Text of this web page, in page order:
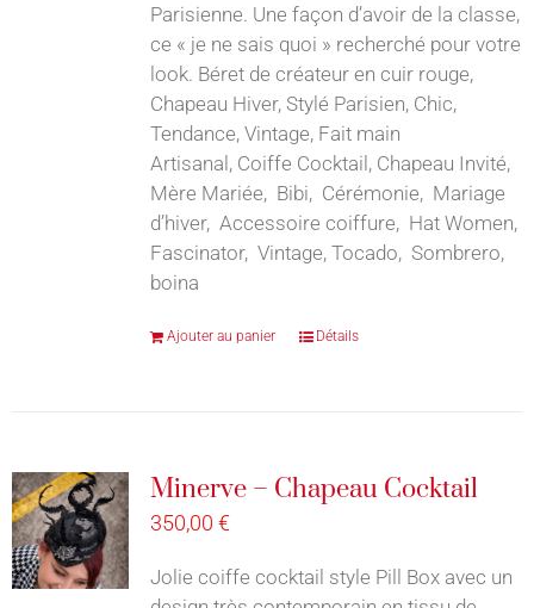
Parisienne. Une façon d’avoir de la classe,
ce « je ne sais quoi » recherché pour votre
look. Béret de créateur en cuir rouge,
Chapeau Hiver, Stylé Parisien, Chic,
Tendance, Vintage, Fait main
Artisanal, Coiffe Cocktail, Chapeau Invité,
Mère Mariée, Bibi, Cérémonie, Mariage
d’hiver, Accessoire coiffure, Hat Women,
Fascinator, Vintage, Tocado, Sombrero,
boina
Ajouter au panier Détails
Minerve – Chapeau Cocktail
350,00 €
Jolie coiffe cocktail style Pill Box avec un